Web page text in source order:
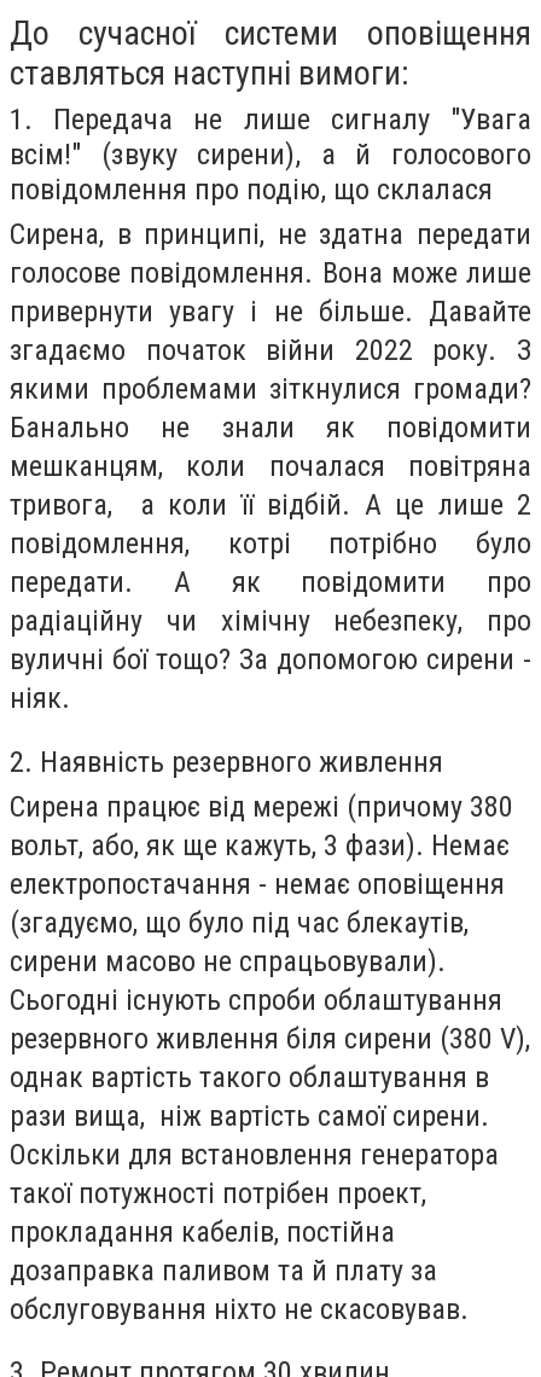
До сучасної системи оповіщення
ставляться наступні вимоги:
1. Передача не лише сигналу "Увага
всім!" (звуку сирени), а й голосового
повідомлення про подію, що склалася
Сирена, в принципі, не здатна передати
голосове повідомлення. Вона може лише
привернути увагу і не більше. Давайте
згадаємо початок війни 2022 року. З
якими проблемами зіткнулися громади?
Банально не знали як повідомити
мешканцям, коли почалася повітряна
тривога, а коли її відбій. А це лише 2
повідомлення, котрі потрібно було
передати. А як повідомити про
радіаційну чи хімічну небезпеку, про
вуличні бої тощо? За допомогою сирени -
ніяк.
2. Наявність резервного живлення
Сирена працює від мережі (причому 380
вольт, або, як ще кажуть, 3 фази). Немає
електропостачання - немає оповіщення
(згадуємо, що було під час блекаутів,
сирени масово не спрацьовували).
Сьогодні існують спроби облаштування
резервного живлення біля сирени (380 V),
однак вартість такого облаштування в
рази вища, ніж вартість самої сирени.
Оскільки для встановлення генератора
такої потужності потрібен проект,
прокладання кабелів, постійна
дозаправка паливом та й плату за
обслуговування ніхто не скасовував.